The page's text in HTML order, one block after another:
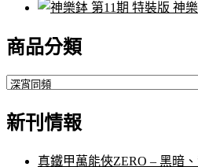
神
商品分類
新刊情報
真鐵甲萬能俠ZERO – 黑暗